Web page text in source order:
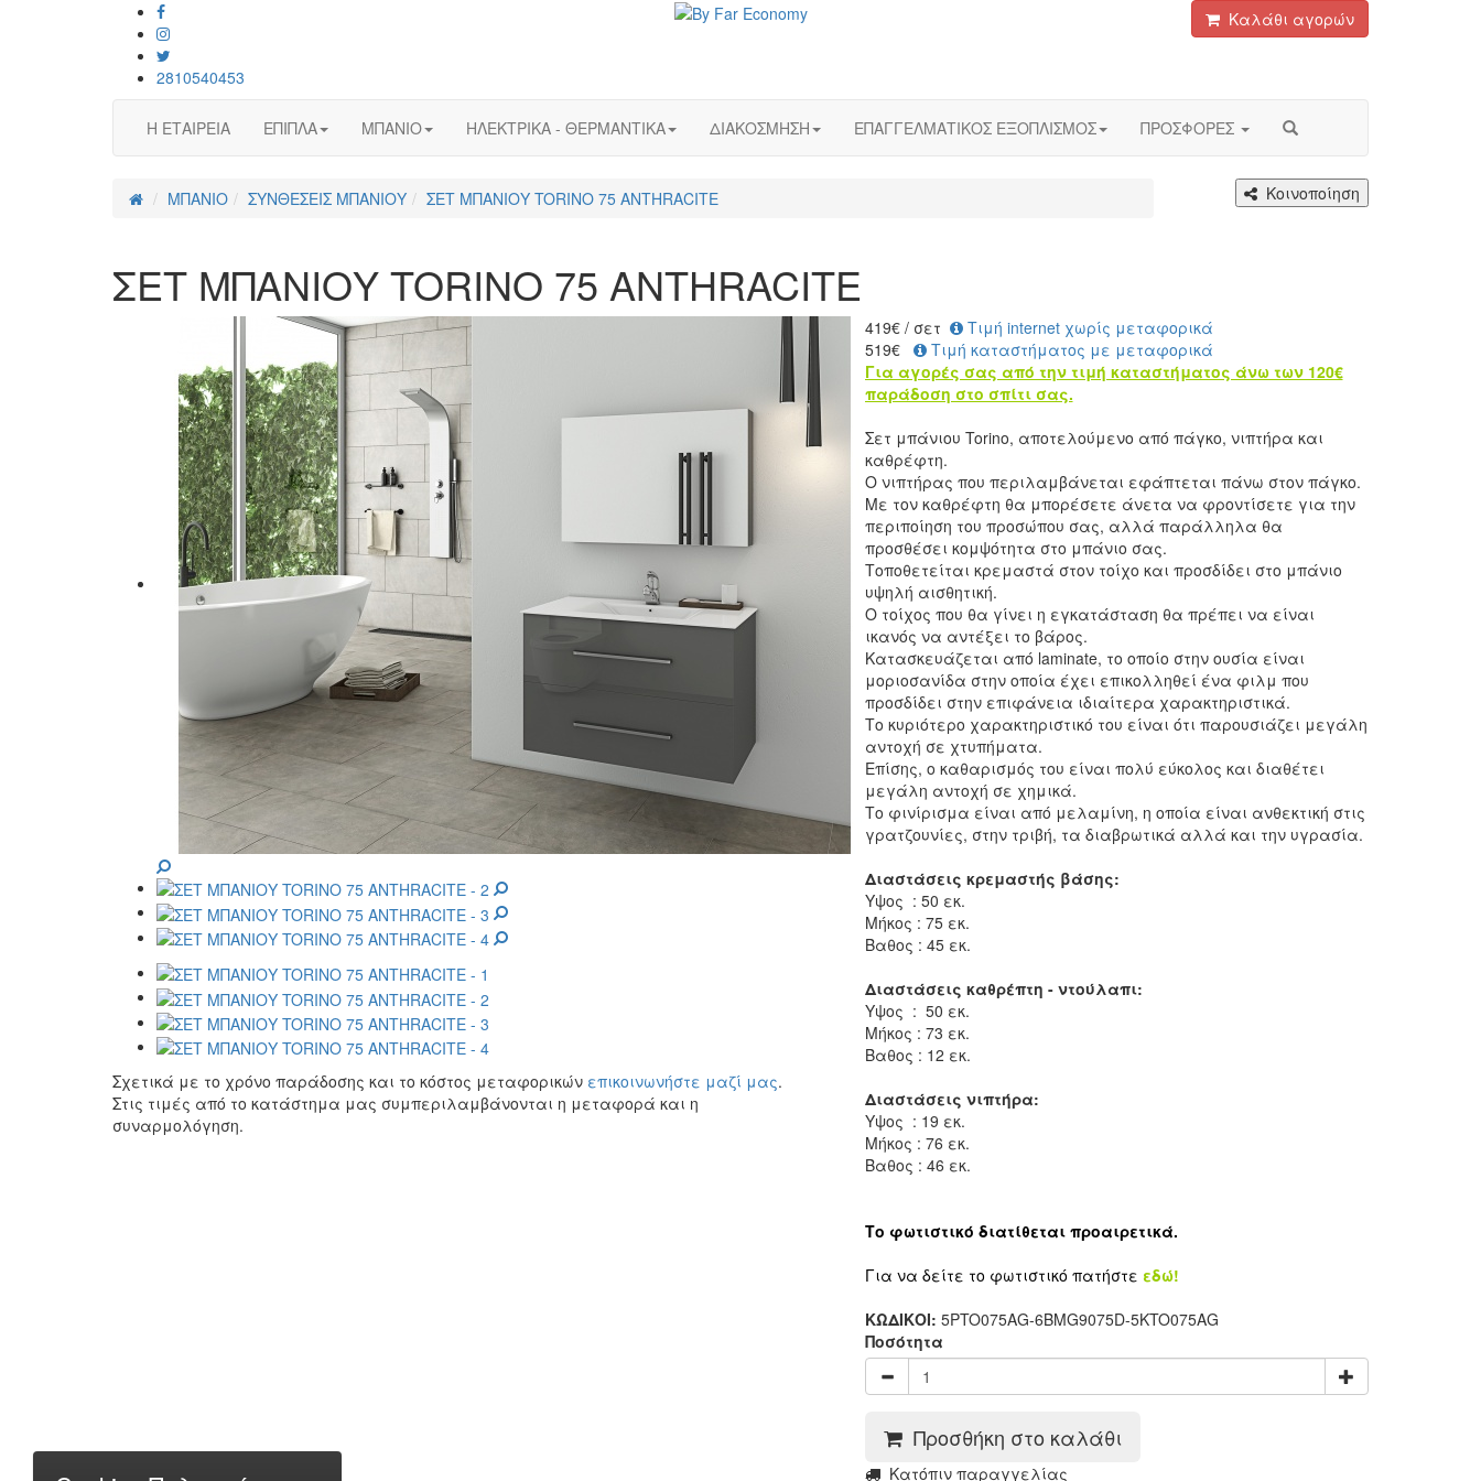
2810540453
Καλάθι αγορών
Η ΕΤΑΙΡΕΙΑ ΕΠΙΠΛΑ ΜΠΑΝΙΟ ΗΛΕΚΤΡΙΚΑ - ΘΕΡΜΑΝΤΙΚΑ ΔΙΑΚΟΣΜΗΣΗ ΕΠΑΓΓΕΛΜΑΤΙΚΟΣ ΕΞΟΠΛΙΣΜΟΣ ΠΡΟΣΦΟΡΕΣ
ΜΠΑΝΙΟ ΣΥΝΘΕΣΕΙΣ ΜΠΑΝΙΟΥ ΣΕΤ ΜΠΑΝΙΟΥ TORINO 75 ANTHRACITE Κοινοποίηση
ΣΕΤ ΜΠΑΝΙΟΥ TORINO 75 ANTHRACITE
Σχετικά με το χρόνο παράδοσης και το κόστος μεταφορικών επικοινωνήστε μαζί μας.
Στις τιμές από το κατάστημα μας συμπεριλαμβάνονται η μεταφορά και η
συναρμολόγηση.
419€ / σετ
Τιμή internet χωρίς μεταφορικά
519€
Τιμή καταστήματος με μεταφορικά
Για αγορές σας από την τιμή καταστήματος άνω των 120€
παράδοση στο σπίτι σας.
Σετ μπάνιου Torino, αποτελούμενο από πάγκο, νιπτήρα και
καθρέφτη.
Ο νιπτήρας που περιλαμβάνεται εφάπτεται πάνω στον πάγκο.
Με τον καθρέφτη θα μπορέσετε άνετα να φροντίσετε για την
περιποίηση του προσώπου σας, αλλά παράλληλα θα
προσθέσει κομψότητα στο μπάνιο σας.
Τοποθετείται κρεμαστά στον τοίχο και προσδίδει στο μπάνιο
υψηλή αισθητική.
Ο τοίχος που θα γίνει η εγκατάσταση θα πρέπει να είναι
ικανός να αντέξει το βάρος.
Κατασκευάζεται από laminate, το οποίο στην ουσία είναι
μοριοσανίδα στην οποία έχει επικολληθεί ένα φιλμ που
προσδίδει στην επιφάνεια ιδιαίτερα χαρακτηριστικά.
Το κυριότερο χαρακτηριστικό του είναι ότι παρουσιάζει μεγάλη
αντοχή σε χτυπήματα.
Επίσης, ο καθαρισμός του είναι πολύ εύκολος και διαθέτει
μεγάλη αντοχή σε χημικά.
Το φινίρισμα είναι από μελαμίνη, η οποία είναι ανθεκτική στις
γρατζουνίες, στην τριβή, τα διαβρωτικά αλλά και την υγρασία.
Διαστάσεις κρεμαστής βάσης:
Υψος : 50 εκ.
Μήκος : 75 εκ.
Βαθος : 45 εκ.
Διαστάσεις καθρέπτη - ντούλαπι:
Υψος : 50 εκ.
Μήκος : 73 εκ.
Βαθος : 12 εκ.
Διαστάσεις νιπτήρα:
Υψος : 19 εκ.
Μήκος : 76 εκ.
Βαθος : 46 εκ.
Το φωτιστικό διατίθεται προαιρετικά.
Για να δείτε το φωτιστικό πατήστε εδώ!
ΚΩΔΙΚΟΙ: 5PTO075AG-6BMG9075D-5KTO075AG
Ποσότητα
Προσθήκη στο καλάθι
Kατόπιν παραγγελίας